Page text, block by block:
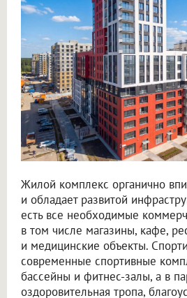
Жилой комплекс органично
и обладает развитой
есть все необходимые
в том числе магазины, кафе,
и медицинские объекты.
современные спортивные
бассейны и фитнес-залы, а в
оздоровительная тропа,